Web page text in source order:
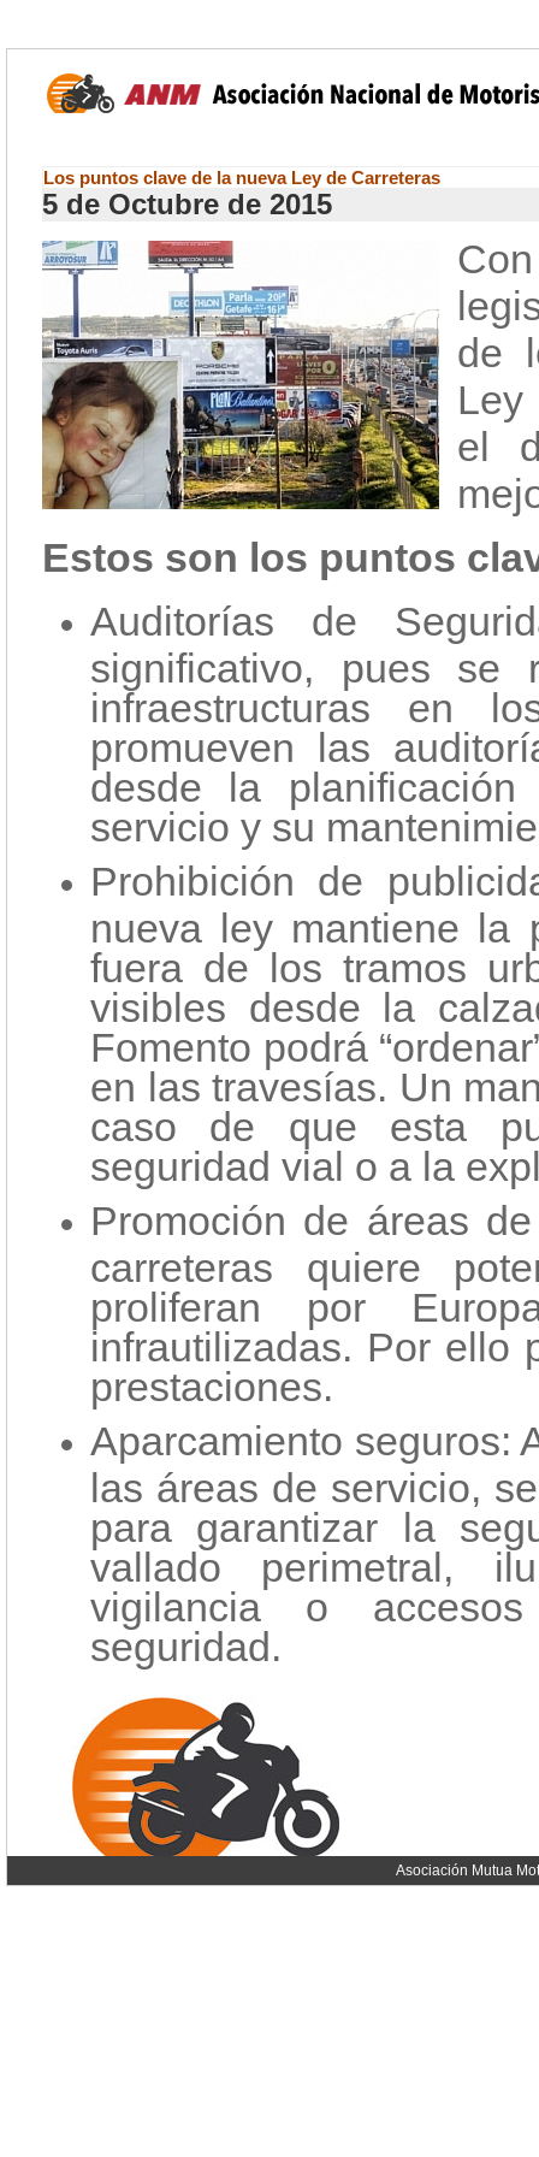
Los puntos clave de la nueva Ley de Carreteras
5 de Octubre de 2015
de
Ley
el
Estos son los puntos
Auditorías de
significativo, pues se
infraestructuras en
promueven las
desde la
servicio y su
Prohibición de
nueva ley mantiene la
fuera de los tramos
visibles desde la
Fomento podrá
en las travesías. Un
caso de que esta
seguridad vial o a la
Promoción de áreas
carreteras quiere
proliferan por
infrautilizadas. Por ello
prestaciones.
Aparcamiento seguros:
las áreas de servicio,
para garantizar la
vallado perimetral,
vigilancia o
seguridad.
Asociación Mutua